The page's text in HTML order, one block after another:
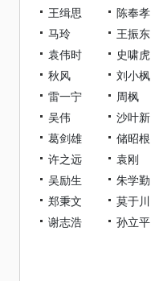
王缉思
陈奉孝
马玲
王振东
袁伟时
史啸虎
秋风
刘小枫
雷一宁
周枫
吴伟
沙叶新
葛剑雄
储昭根
许之远
袁刚
吴励生
朱学勤
郑秉文
莫于川
谢志浩
孙立平